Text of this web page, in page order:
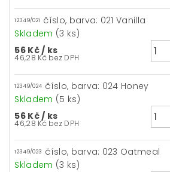
12349/021 číslo, barva: 021 Vanilla
Skladem (3 ks)
56 Kč/ ks
46,28 Kč bez DPH
12349/024 číslo, barva: 024 Honey
Skladem (5 ks)
56 Kč/ ks
46,28 Kč bez DPH
12349/023 číslo, barva: 023 Oatmeal
Skladem (3 ks)